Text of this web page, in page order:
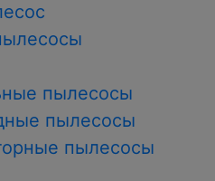
пылесосы
пылесосы
пылесосы